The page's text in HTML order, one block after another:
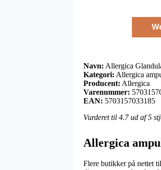
Navn: Allergica
Kategori: Allergica
Producent: Allergica
Varenummer:
EAN: 5703157033185
Vurderet til 4.7ud af 5
Allergica
Flere butikker på nettet